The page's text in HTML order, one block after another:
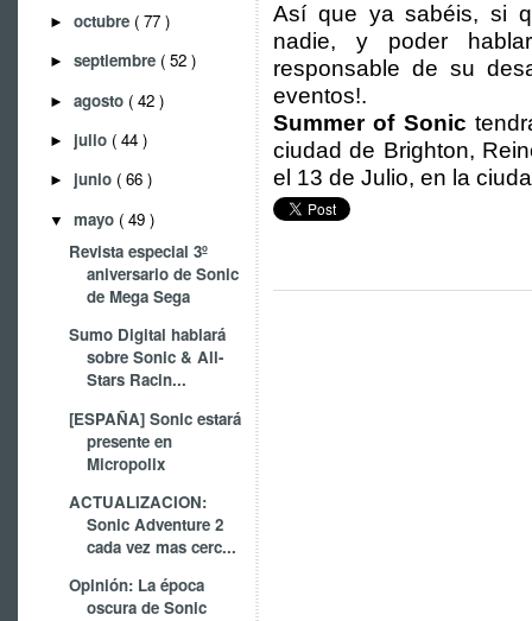
► octubre ( 77 )
► septiembre ( 52 )
► agosto ( 42 )
► julio ( 44 )
► junio ( 66 )
▼ mayo ( 49 )
Revista especial 3º
aniversario de Sonic
de Mega Sega
Sumo Digital hablará
sobre Sonic & All-
Stars Racin...
[ESPAÑA] Sonic estará
presente en
Micropolix
ACTUALIZACION:
Sonic Adventure 2
cada vez mas cerc...
Opinión: La época
oscura de Sonic
Así que ya sabéis, si
nadie, y poder
responsable de su
eventos!.
Summer of Sonic
ciudad de Brighton,
el 13 de Julio, en la